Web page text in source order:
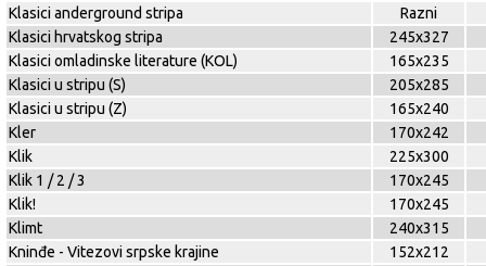
Klasici anderground stripa
Razni
Klasici hrvatskog stripa
245x327
Klasici omladinske literature (KOL)
165x235
Klasici u stripu (S)
205x285
Klasici u stripu (Z)
165x240
Kler
170x242
Klik
225x300
Klik 1 / 2 / 3
170x245
Klik!
170x245
Klimt
240x315
Kninđe - Vitezovi srpske krajine
152x212